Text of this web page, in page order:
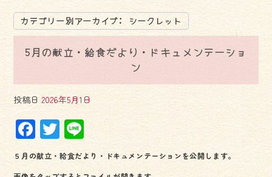
カテゴリー別アーカイブ: シークレット
5月の献立・給食だより・ドキュメンテーショ
ン
投稿日 2026年5月1日
F
ac
e
T
wi
tt
ne
５月の献立・給食だより・ドキュメンテーションを公開します。